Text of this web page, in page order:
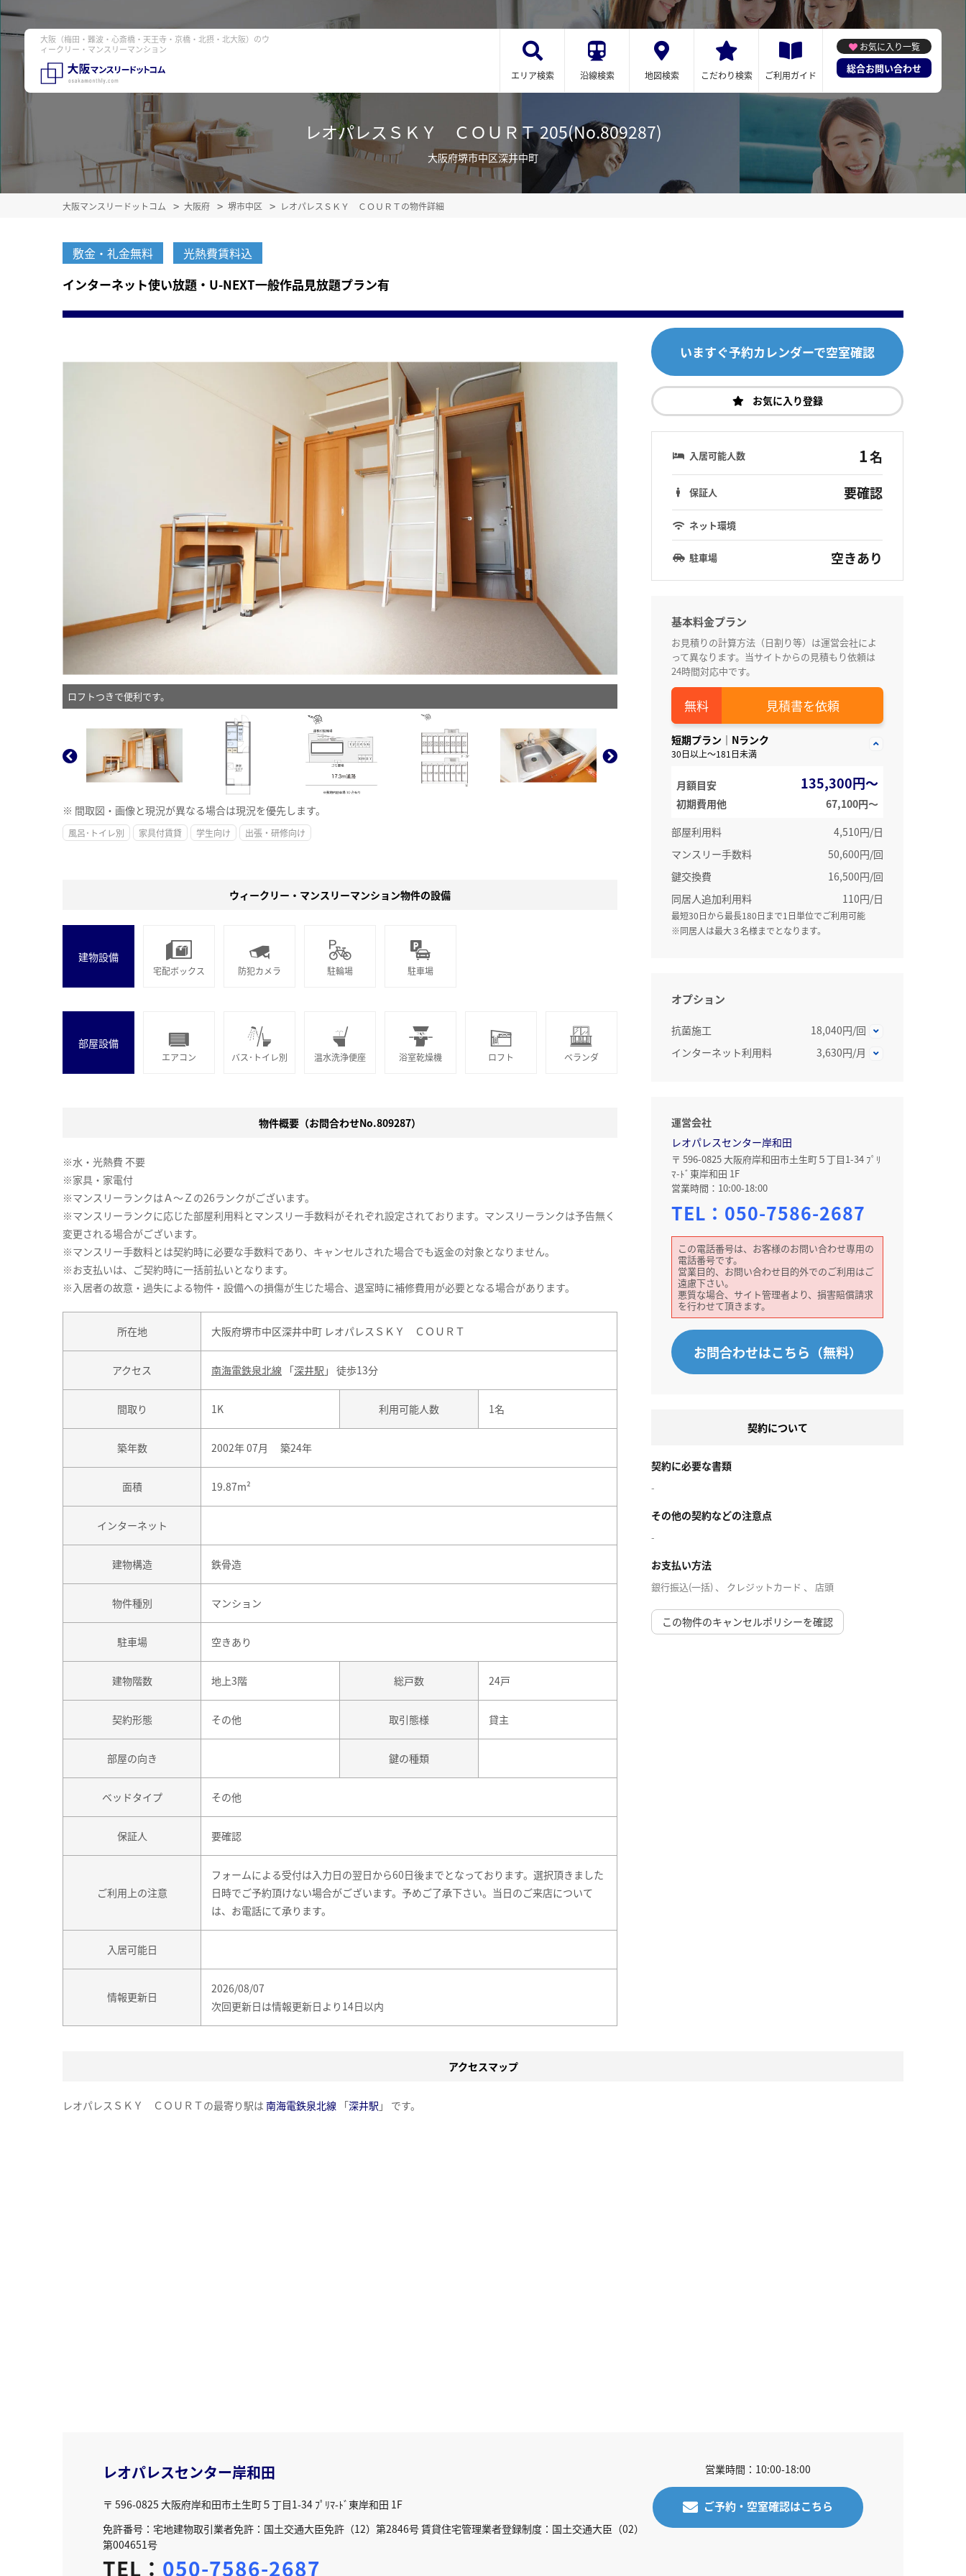
大阪（梅田・難波・心斎橋・天王寺・京橋・北摂・北大阪）のウ
ィークリー・マンスリーマンション
エリア検索 沿線検索 地図検索 こだわり検索 ご利用ガイド
お気に入り一覧
総合お問い合わせ
レオパレスＳＫＹ ＣＯＵＲＴ 205(No.809287)
大阪府堺市中区深井中町
大阪マンスリードットコム 大阪府 堺市中区 レオパレスＳＫＹ ＣＯＵＲＴの物件詳細
敷金・礼金無料 光熱費賃料込
インターネット使い放題・U-NEXT一般作品見放題プラン有
ロフトつきで便利です。
※ 間取図・画像と現況が異なる場合は現況を優先します。
風呂･トイレ別 家具付賃貸 学生向け 出張・研修向け
いますぐ予約カレンダーで空室確認
お気に入り登録
入居可能人数 1名
保証人 要確認
ネット環境
駐車場 空きあり
基本料金プラン
お見積りの計算方法（日割り等）は運営会社によ
って異なります。当サイトからの見積もり依頼は
24時間対応中です。
見積書を依頼
短期プラン｜Nランク
30日以上～181日未満
月額目安 135,300円～
初期費用他
67,100円〜
部屋利用料
4,510円/日
マンスリー手数料
50,600円/回
鍵交換費
16,500円/回
同居人追加利用料
110円/日
最短30日から最長180日まで1日単位でご利用可能
※同居人は最大３名様までとなります。
オプション
抗菌施工
18,040円/回
インターネット利用料
3,630円/月
運営会社
レオパレスセンター岸和田
〒 596-0825 大阪府岸和田市土生町５丁目1-34 ﾌﾟﾘ
ﾏ-ﾄﾞ東岸和田 1F
営業時間：10:00-18:00
TEL： 050-7586-2687
この電話番号は、お客様のお問い合わせ専用の
電話番号です。
営業目的、お問い合わせ目的外でのご利用はご
遠慮下さい。
悪質な場合、サイト管理者より、損害賠償請求
を行わせて頂きます。
お問合わせはこちら（無料）
契約について
契約に必要な書類
-
その他の契約などの注意点
-
お支払い方法
銀行振込(一括) 、 クレジットカード 、 店頭
この物件のキャンセルポリシーを確認
ウィークリー・マンスリーマンション物件の設備
建物設備
宅配ボックス 防犯カメラ 駐輪場 駐車場
部屋設備
エアコン バス･トイレ別 温水洗浄便座 浴室乾燥機 ロフト ベランダ
物件概要（お問合わせNo.809287）
※水・光熱費 不要
※家具・家電付
※マンスリーランクはＡ～Ｚの26ランクがございます。
※マンスリーランクに応じた部屋利用料とマンスリー手数料がそれぞれ設定されております。マンスリーランクは予告無く
変更される場合がございます。
※マンスリー手数料とは契約時に必要な手数料であり、キャンセルされた場合でも返金の対象となりません。
※お支払いは、ご契約時に一括前払いとなります。
※入居者の故意・過失による物件・設備への損傷が生じた場合、退室時に補修費用が必要となる場合があります。
所在地 大阪府堺市中区深井中町 レオパレスＳＫＹ ＣＯＵＲＴ
アクセス 南海電鉄泉北線 「深井駅 」 徒歩13分
間取り 1K 利用可能人数 1名
築年数 2002年 07月 築24年
面積 19.87m²
インターネット
建物構造 鉄骨造
物件種別 マンション
駐車場 空きあり
建物階数 地上3階 総戸数 24戸
契約形態 その他 取引態様 貸主
部屋の向き 鍵の種類
ベッドタイプ その他
保証人 要確認
ご利用上の注意
フォームによる受付は入力日の翌日から60日後までとなっております。選択頂きました
日時でご予約頂けない場合がございます。予めご了承下さい。当日のご来店について
は、お電話にて承ります。
入居可能日
情報更新日
2026/08/07
次回更新日は情報更新日より14日以内
アクセスマップ
レオパレスＳＫＹ ＣＯＵＲＴの最寄り駅は 南海電鉄泉北線 「深井駅 」 です。
レオパレスセンター岸和田
〒 596-0825 大阪府岸和田市土生町５丁目1-34 ﾌﾟﾘﾏ-ﾄﾞ東岸和田 1F
免許番号：宅地建物取引業者免許：国土交通大臣免許（12）第2846号 賃貸住宅管理業者登録制度：国土交通大臣（02）
第004651号
TEL： 050-7586-2687
営業時間：10:00-18:00
ご予約・空室確認はこちら